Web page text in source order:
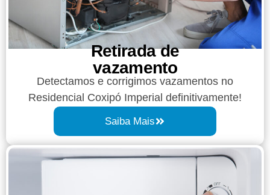
Retirada de
vazamento​​
Detectamos e corrigimos vazamentos no
Residencial Coxipó Imperial definitivamente!
Saiba Mais